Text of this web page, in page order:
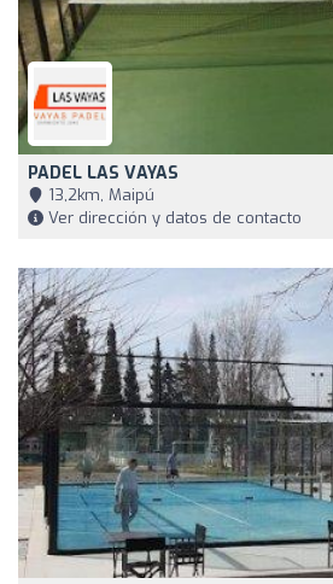
PADEL LAS VAYAS
13,2km, Maipú
Ver dirección y datos de contacto